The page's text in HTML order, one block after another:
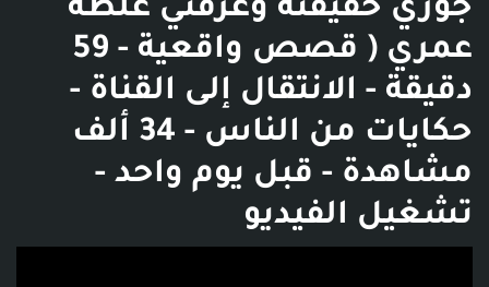
جوزي حقيقته وعرفني غلطة
عمري ( قصص واقعية - 59
دقيقة - الانتقال إلى القناة -
حكايات من الناس - 34 ألف
مشاهدة - قبل يوم واحد -
تشغيل الفيديو